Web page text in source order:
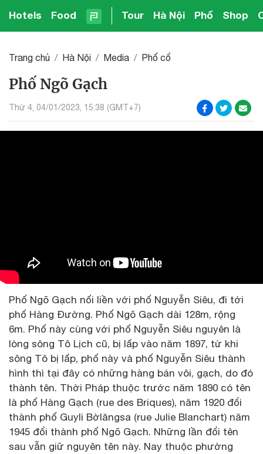
Hotels Food Tour Hà Nội Phố Shop
Trang chủ Hà Nội Media Phố cổ
Phố Ngõ Gạch
Thứ 4, 04/01/2023, 15:38 (GMT+7)
Phố Ngõ Gạch nối liền với phố Nguyễn Siêu, đi tới
phố Hàng Đường. Phố Ngõ Gạch dài 128m, rộng
6m. Phố này cùng với phố Nguyễn Siêu nguyên là
lòng sông Tô Lịch cũ, bị lấp vào năm 1897, từ khi
sông Tô bị lấp, phố này và phố Nguyễn Siêu thành
hình thì tại đây có những hàng bán vôi, gạch, do đó
thành tên. Thời Pháp thuộc trước năm 1890 có tên
là phố Hàng Gạch (rue des Briques), năm 1920 đổi
thành phố Guyli Bờlăngsa (rue Julie Blanchart) năm
1945 đổi thành phố Ngõ Gạch. Những lần đổi tên
sau vẫn giữ nguyên tên này. Nay thuộc phường